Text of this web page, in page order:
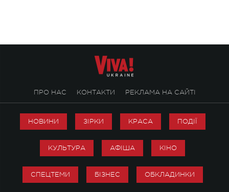
ПРО НАС КОНТАКТИ РЕКЛАМА НА САЙТІ
НОВИНИ ЗІРКИ КРАСА ПОДІЇ
КУЛЬТУРА АФІША КІНО
СПЕЦТЕМИ БІЗНЕС ОБКЛАДИНКИ